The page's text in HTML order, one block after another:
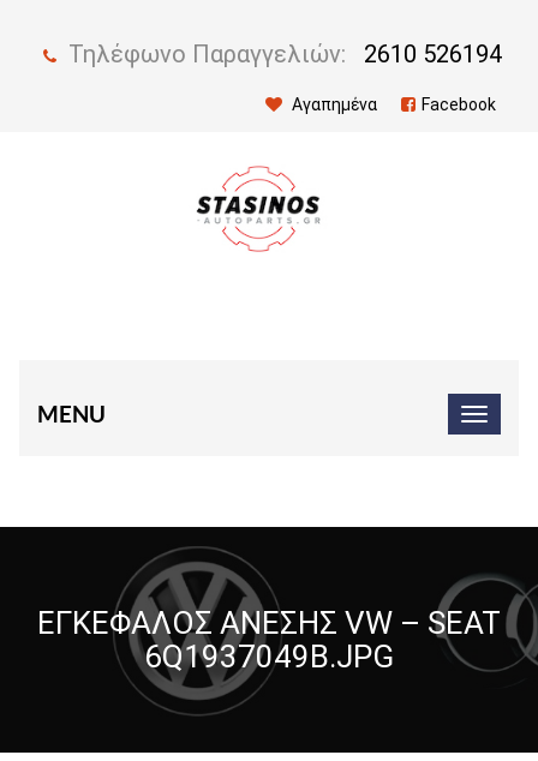
Τηλέφωνο Παραγγελιών: 2610 526194
Αγαπημένα Facebook
MENU
ΕΓΚΈΦΑΛΟΣ ΆΝΕΣΗΣ VW – SEAT
6Q1937049B.JPG